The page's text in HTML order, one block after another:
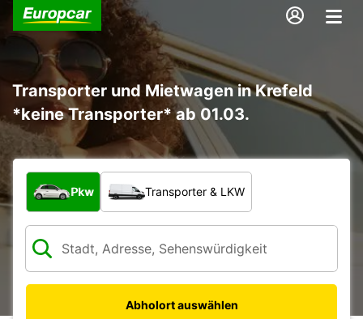
Transporter und Mietwagen in Krefeld
*keine Transporter* ab 01.03.
Welche Art von Fahrzeug?
Pkw Transporter & LKW
Abholort auswählen